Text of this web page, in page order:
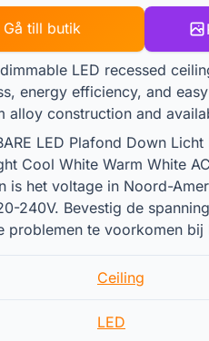
Gå till butik
LED recessed
energy efficiency, and
alloy construction and
LED Plafond Down
Cool White Warm White
is het voltage in Noord-
240V. Bevestig de
problemen te voorkomen
Ceiling
LED